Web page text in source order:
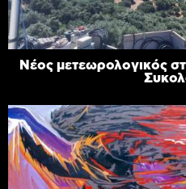
Νέος μετεωρολογικός